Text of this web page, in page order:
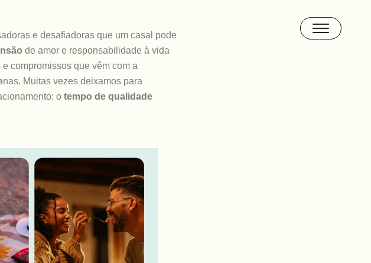
e desafiadoras que um casal pode
o de amor e responsabilidade à vida
compromissos que vêm com a
Muitas vezes deixamos para
o tempo de qualidade